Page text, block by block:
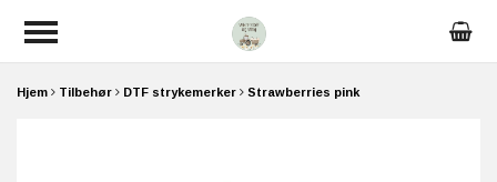
Hjem Tilbehør DTF strykemerker Strawberries pink